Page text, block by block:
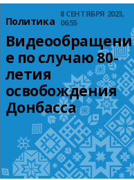
Политика
8 СЕНТЯБРЯ 2023,
06:55
Видеообращени
е по случаю 80-
летия
освобождения
Донбасса